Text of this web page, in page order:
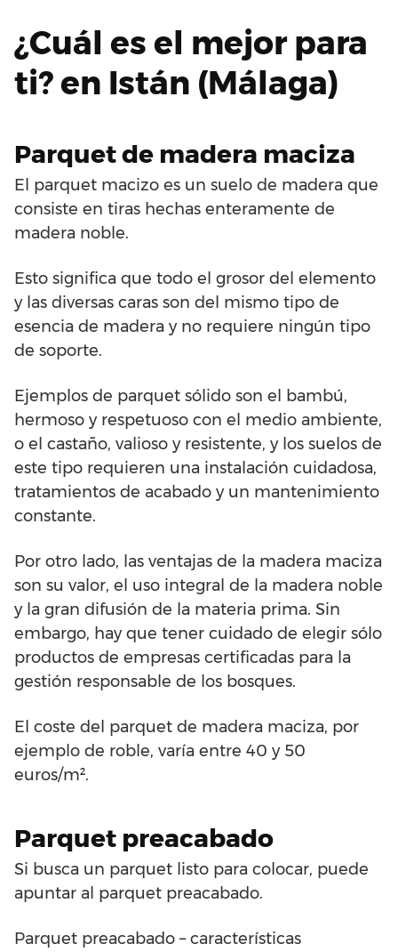
¿Cuál es el mejor para
ti? en Istán (Málaga)
Parquet de madera maciza
El parquet macizo es un suelo de madera que
consiste en tiras hechas enteramente de
madera noble.
Esto significa que todo el grosor del elemento
y las diversas caras son del mismo tipo de
esencia de madera y no requiere ningún tipo
de soporte.
Ejemplos de parquet sólido son el bambú,
hermoso y respetuoso con el medio ambiente,
o el castaño, valioso y resistente, y los suelos de
este tipo requieren una instalación cuidadosa,
tratamientos de acabado y un mantenimiento
constante.
Por otro lado, las ventajas de la madera maciza
son su valor, el uso integral de la madera noble
y la gran difusión de la materia prima. Sin
embargo, hay que tener cuidado de elegir sólo
productos de empresas certificadas para la
gestión responsable de los bosques.
El coste del parquet de madera maciza, por
ejemplo de roble, varía entre 40 y 50
euros/m².
Parquet preacabado
Si busca un parquet listo para colocar, puede
apuntar al parquet preacabado.
Parquet preacabado – características